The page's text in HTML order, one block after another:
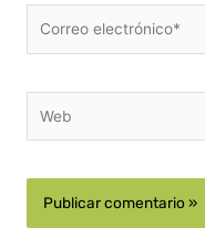
electrónico*